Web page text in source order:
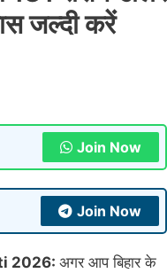
जल्दी करें
Join Now
Join Now
2026: अगर आप बिहार के